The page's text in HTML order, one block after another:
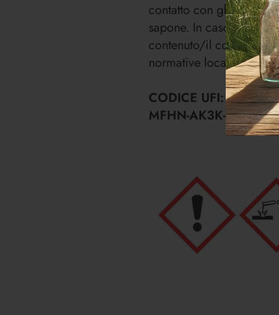
contatto con gli occhi.
sapone. In caso di
contenuto/il contenitore
normative locali.
CODICE UFI:
MFHN-AK3K-3201-